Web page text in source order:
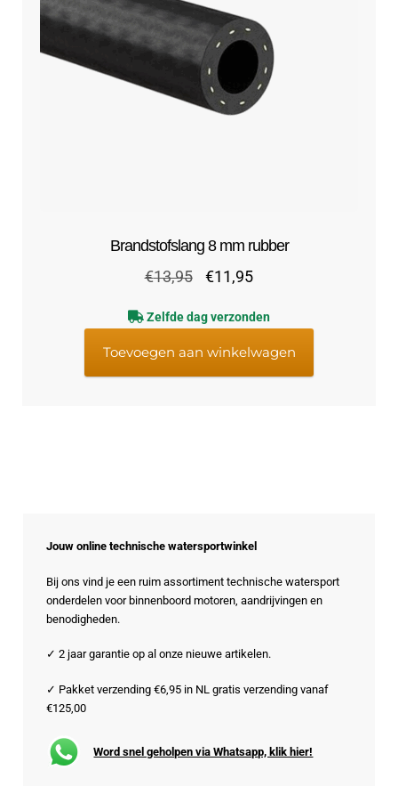
Brandstofslang 8 mm rubber
€13,95
Oorspronkelijke
was:
€13,95.
€11,95Huidige
is:
€11,95.
Zelfde dag verzonden
Toevoegen aan winkelwagen
Jouw online technische watersportwinkel
Bij ons vind je een ruim assortiment technische watersport
onderdelen voor binnenboord motoren, aandrijvingen en
benodigheden.
✓ 2 jaar garantie op al onze nieuwe artikelen.
✓ Pakket verzending €6,95 in NL gratis verzending vanaf
€125,00
Word snel geholpen via Whatsapp, klik hier!